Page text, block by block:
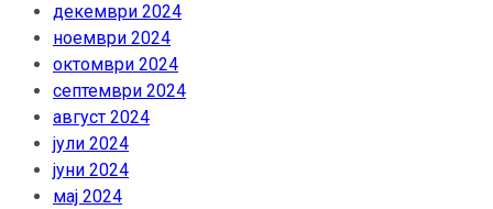
декември 2024
ноември 2024
октомври 2024
септември 2024
август 2024
јули 2024
јуни 2024
мај 2024